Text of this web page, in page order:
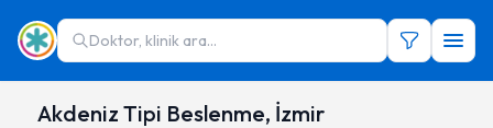
Doktor, klinik ara...
Akdeniz Tipi Beslenme, İzmir